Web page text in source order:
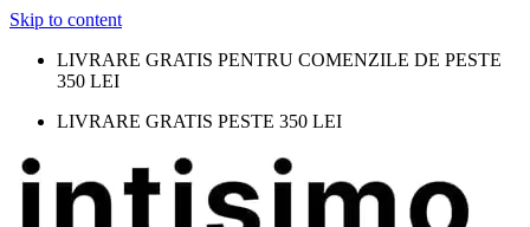
Skip to content
LIVRARE GRATIS PENTRU COMENZILE DE PESTE
350 LEI
LIVRARE GRATIS PESTE 350 LEI